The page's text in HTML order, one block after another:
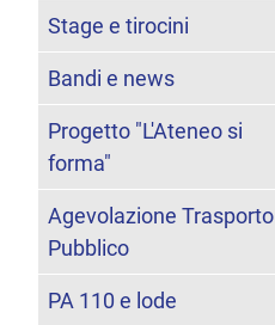
Stage e tirocini
Bandi e news
Progetto "L'Ateneo si
forma"
Agevolazione Trasporto
Pubblico
PA 110 e lode